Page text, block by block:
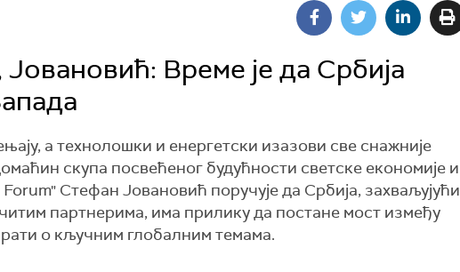
Време је да Србија
а технолошки и енергетски изазови све снажније
скупа посвећеног будућности светске економије и
Стефан Јовановић поручује да Србија, захваљујући
партнерима, има прилику да постане мост између
о кључним глобалним темама.